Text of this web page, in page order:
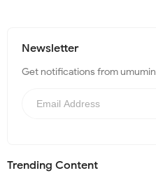
Newsletter
Get notifications from
Trending Content